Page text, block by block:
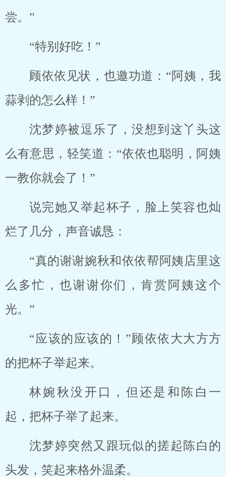
尝。”
“特别好吃！”
顾依依见状，也邀功道：“阿姨，我
蒜剥的怎么样！”
沈梦婷被逗乐了，没想到这丫头这
么有意思，轻笑道：“依依也聪明，阿姨
一教你就会了！”
说完她又举起杯子，脸上笑容也灿
烂了几分，声音诚恳：
“真的谢谢婉秋和依依帮阿姨店里这
么多忙，也谢谢你们，肯赏阿姨这个
光。”
“应该的应该的！”顾依依大大方方
的把杯子举起来。
林婉秋没开口，但还是和陈白一
起，把杯子举了起来。
沈梦婷突然又跟玩似的搓起陈白的
头发，笑起来格外温柔。